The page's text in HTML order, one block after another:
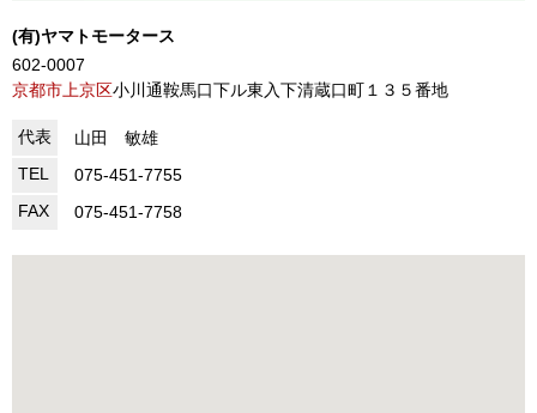
(有)ヤマトモータース
602-0007
京都市上京区小川通鞍馬口下ル東入下清蔵口町１３５番地
代表
山田 敏雄
TEL
075-451-7755
FAX
075-451-7758